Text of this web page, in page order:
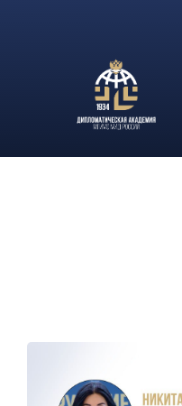
квалификации «Женская